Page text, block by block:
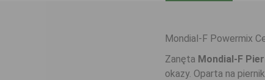
Mondial-F Powermix
Zanęta Mondial-F
okazy. Oparta na